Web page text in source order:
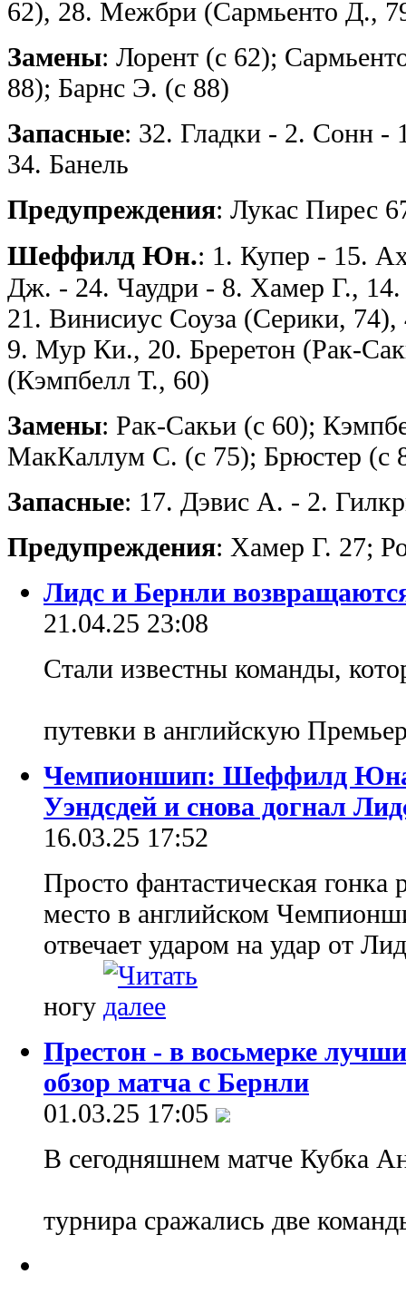
62), 28. Межбри (Сармьенто Д.,
Замены: Лорент (с 62);
88); Барнс Э. (с 88)
Запасные: 32. Гладки - 2. Сонн -
34. Банель
Предупреждения: Лукас Пирес
Шеффилд Юн.: 1. Купер - 15.
Дж. - 24. Чаудри - 8. Хамер Г.,
21. Винисиус Соуза (Серики,
9. Мур Ки., 20. Бреретон (Рак-
(Кэмпбелл Т., 60)
Замены: Рак-Сакьи (с 60);
МакКаллум С. (с 75); Брюстер (с
Запасные: 17. Дэвис А. - 2.
Предупреждения: Хамер Г. 27;
Лидс и Бернли
21.04.25 23:08
Стали известны команды,
путевки в английскую
Чемпионшип: Шеффилд
Уэндсдей и снова догнал
16.03.25 17:52
Просто фантастическая гонка
место в английском
отвечает ударом на удар от
ногу
Престон - в восьмерке
обзор матча с Бернли
01.03.25 17:05
В сегодняшнем матче Кубка
турнира сражались две